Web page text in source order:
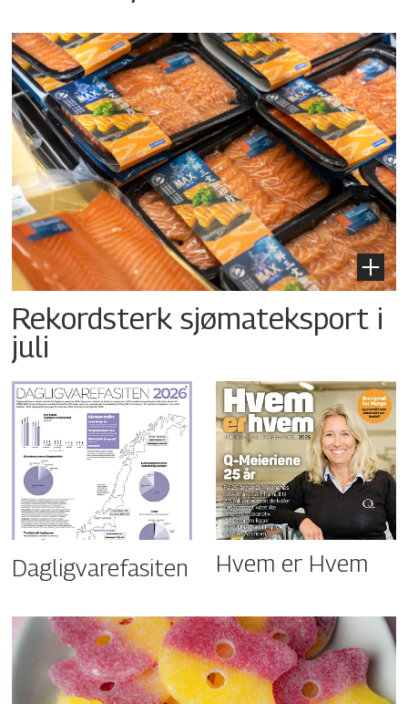
Rekordsterk sjømateksport i
juli
Dagligvarefasiten Hvem er Hvem